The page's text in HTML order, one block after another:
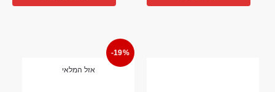
-19%
אזל המלאי